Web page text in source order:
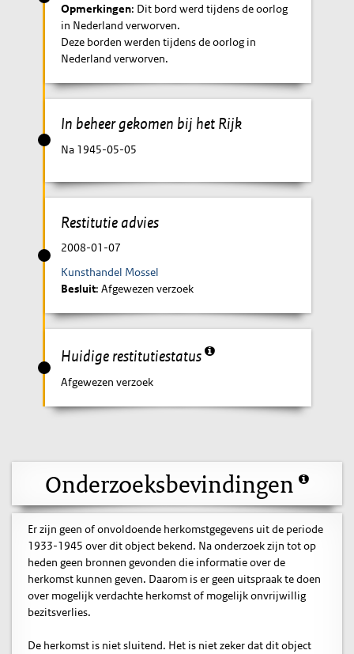
Opmerkingen: Dit bord werd tijdens de oorlog
in Nederland verworven.
Deze borden werden tijdens de oorlog in
Nederland verworven.
In beheer gekomen bij het Rijk
Na 1945-05-05
Restitutie advies
2008-01-07
Kunsthandel Mossel
Besluit: Afgewezen verzoek
Huidige restitutiestatus
Afgewezen verzoek
Onderzoeksbevindingen
Er zijn geen of onvoldoende herkomstgegevens uit de periode
1933-1945 over dit object bekend. Na onderzoek zijn tot op
heden geen bronnen gevonden die informatie over de
herkomst kunnen geven. Daarom is er geen uitspraak te doen
over mogelijk verdachte herkomst of mogelijk onvrijwillig
bezitsverlies.
De herkomst is niet sluitend. Het is niet zeker dat dit object